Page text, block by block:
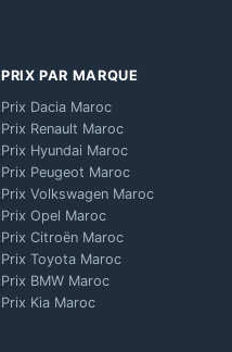
PRIX PAR MARQUE
Prix Dacia Maroc
Prix Renault Maroc
Prix Hyundai Maroc
Prix Peugeot Maroc
Prix Volkswagen Maroc
Prix Opel Maroc
Prix Citroën Maroc
Prix Toyota Maroc
Prix BMW Maroc
Prix Kia Maroc